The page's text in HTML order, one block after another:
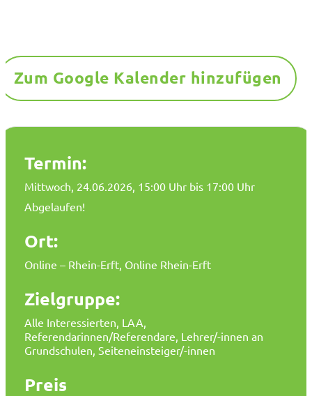
Zum Google Kalender hinzufügen
Termin:
Mittwoch, 24.06.2026 , 15:00 Uhr bis 17:00 Uhr
Abgelaufen!
Ort:
Online – Rhein-Erft, Online Rhein-Erft
Zielgruppe:
Alle Interessierten, LAA,
Referendarinnen/Referendare, Lehrer/-innen an
Grundschulen, Seiteneinsteiger/-innen
Preis